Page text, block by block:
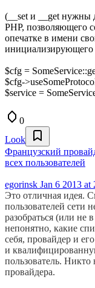
(__set и __get нужны
PHP, позволяющего
опечатке в имени
инициализирующего
$cfg =
$cfg-
$service =
0
Look
Французский
всех пользователей
egorinsk Jan 6 2013 at
Это отличная идея.
пользователей сети
разобраться (или не
непонятно, какие
себя, провайдер и
и
пользователь.
провайдера.